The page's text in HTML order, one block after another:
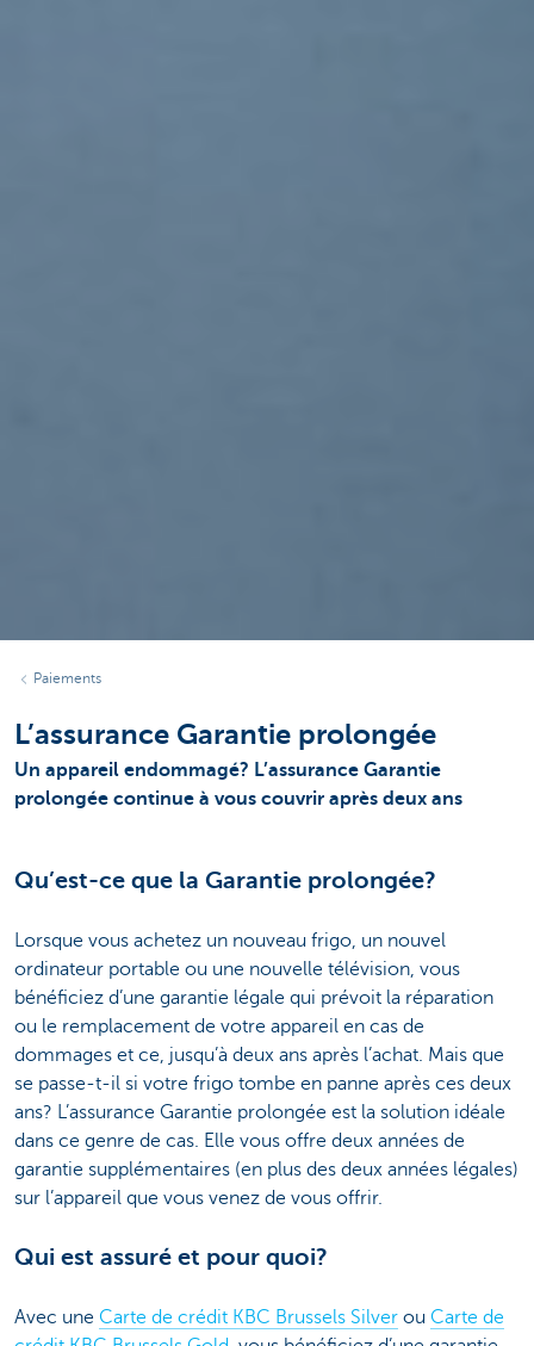
Paiements
L’assurance Garantie prolongée
Un appareil endommagé? L’assurance Garantie
prolongée continue à vous couvrir après deux ans
Qu’est-ce que la Garantie prolongée?
Lorsque vous achetez un nouveau frigo, un nouvel
ordinateur portable ou une nouvelle télévision, vous
bénéficiez d’une garantie légale qui prévoit la réparation
ou le remplacement de votre appareil en cas de
dommages et ce, jusqu’à deux ans après l’achat. Mais que
se passe-t-il si votre frigo tombe en panne après ces deux
ans? L’assurance Garantie prolongée est la solution idéale
dans ce genre de cas. Elle vous offre deux années de
garantie supplémentaires (en plus des deux années légales)
sur l’appareil que vous venez de vous offrir.
Qui est assuré et pour quoi?
Avec une Carte de crédit KBC Brussels Silver ou Carte de